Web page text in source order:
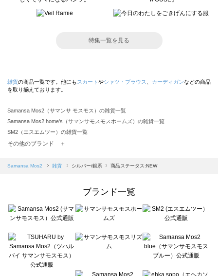
特集一覧を見る
雑貨の商品一覧です。他にも スカート やシャツ・ブラウス カーディガンなどの商品
を取り揃えております。
Samansa Mos2（サマンサ モスモス）の雑貨一覧
Samansa Mos2 home's（サマンサモスモスホームズ）の雑貨一覧
SM2（エスエムツー）の雑貨一覧
TSUHARU by Samansa Mos2（ツハルバイサマンサモスモス）の雑貨一覧
Samansa Mos2 blue（サマンサモスモス ブルー）の雑貨一覧
sō4ū（ソウフォーユー）の雑貨一覧
Te chichi（テチチ）の雑貨一覧
Te chichi CLASSIC（テチチ クラシック）の雑貨一覧
Lugnoncure（ルノンキュール）の雑貨一覧
BETTY'S BLUE（べティーズブルー）の雑貨一覧
Wpc.（ワールドパーティー）の雑貨一覧
その他のブランド ＋
Samansa Mos2 雑貨 シルバー/銀系 商品ステータス:NEW
ブランド一覧